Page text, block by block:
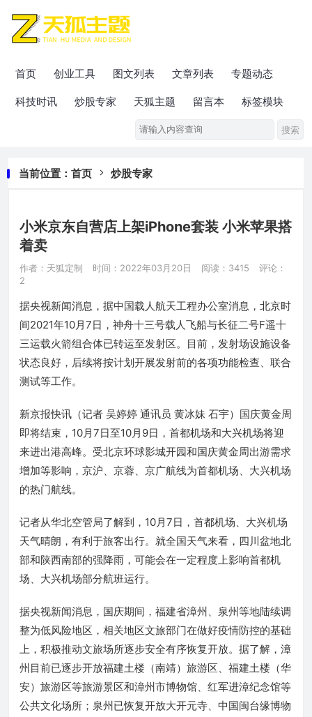
首页 创业工具 图文列表 文章列表 专题动态
科技时讯 炒股专家 天狐主题 留言本 标签模块
当前位置： 首页 炒股专家
小米京东自营店上架iPhone套装 小米苹果搭
着卖
作者：天狐定制 时间：2022年03月20日 阅读：3415
评论：
2
据央视新闻消息，据中国载人航天工程办公室消息，北京时
间2021年10月7日，神舟十三号载人飞船与长征二号F遥十
三运载火箭组合体已转运至发射区。目前，发射场设施设备
状态良好，后续将按计划开展发射前的各项功能检查、联合
测试等工作。
新京报快讯（记者 吴婷婷 通讯员 黄冰妹 石宇）国庆黄金周
即将结束，10月7日至10月9日，首都机场和大兴机场将迎
来进出港高峰。受北京环球影城开园和国庆黄金周出游需求
增加等影响，京沪、京蓉、京广航线为首都机场、大兴机场
的热门航线。
记者从华北空管局了解到，10月7日，首都机场、大兴机场
天气晴朗，有利于旅客出行。就全国天气来看，四川盆地北
部和陕西南部的强降雨，可能会在一定程度上影响首都机
场、大兴机场部分航班运行。
据央视新闻消息，国庆期间，福建省漳州、泉州等地陆续调
整为低风险地区，相关地区文旅部门在做好疫情防控的基础
上，积极推动文旅场所逐步安全有序恢复开放。据了解，漳
州目前已逐步开放福建土楼（南靖）旅游区、福建土楼（华
安）旅游区等旅游景区和漳州市博物馆、红军进漳纪念馆等
公共文化场所；泉州已恢复开放大开元寺、中国闽台缘博物